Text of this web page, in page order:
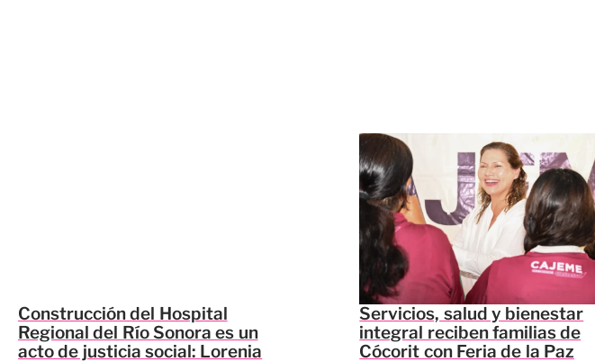
Construcción del Hospital
Regional del Río Sonora es un
acto de justicia social: Lorenia
Servicios, salud y bienestar
integral reciben familias de
Cócorit con Feria de la Paz